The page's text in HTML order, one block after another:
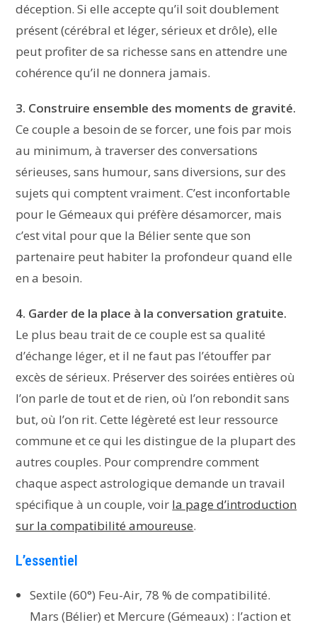
déception. Si elle accepte qu’il soit doublement
présent (cérébral et léger, sérieux et drôle), elle
peut profiter de sa richesse sans en attendre une
cohérence qu’il ne donnera jamais.
3. Construire ensemble des moments de gravité.
Ce couple a besoin de se forcer, une fois par mois
au minimum, à traverser des conversations
sérieuses, sans humour, sans diversions, sur des
sujets qui comptent vraiment. C’est inconfortable
pour le Gémeaux qui préfère désamorcer, mais
c’est vital pour que la Bélier sente que son
partenaire peut habiter la profondeur quand elle
en a besoin.
4. Garder de la place à la conversation gratuite.
Le plus beau trait de ce couple est sa qualité
d’échange léger, et il ne faut pas l’étouffer par
excès de sérieux. Préserver des soirées entières où
l’on parle de tout et de rien, où l’on rebondit sans
but, où l’on rit. Cette légèreté est leur ressource
commune et ce qui les distingue de la plupart des
autres couples. Pour comprendre comment
chaque aspect astrologique demande un travail
spécifique à un couple, voir la page d’introduction
sur la compatibilité amoureuse.
L’essentiel
Sextile (60°) Feu-Air, 78 % de compatibilité.
Mars (Bélier) et Mercure (Gémeaux) : l’action et